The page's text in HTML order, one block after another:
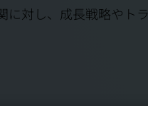
対し、成長戦略やト